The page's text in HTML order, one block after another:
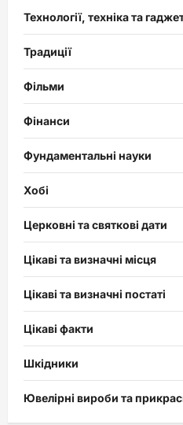
Технології, техніка та
Традиції
Фільми
Фінанси
Фундаментальні науки
Хобі
Церковні та святкові дати
Цікаві та визначні місця
Цікаві та визначні постаті
Цікаві факти
Шкідники
Ювелірні вироби та